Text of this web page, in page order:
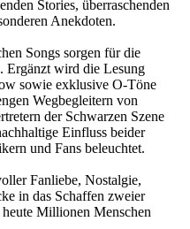
Stories, überraschenden
Anekdoten.
Songs sorgen für die
Ergänzt wird die Lesung
sowie exklusive O-Töne
Wegbegleitern von
der Schwarzen Szene
Einfluss beider
und Fans beleuchtet.
Fanliebe, Nostalgie,
in das Schaffen zweier
Millionen Menschen